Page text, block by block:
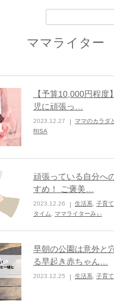
索:
ママライター
【予算10,000円程
児に頑張っ…
2023.12.27 ママのカラダ
RISA
頑張っている自分へ
すめ！ ご褒美…
2023.12.26 生活系 子育て
タイム
ママライターみぃ
早朝の公園は意外と
る早起き赤ちゃん…
2023.12.25 生活系 子育て
ャリア
事やお出かけ
集部